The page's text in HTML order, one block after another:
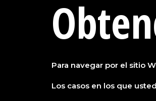
Para navegar por el sitio
Los casos en los que